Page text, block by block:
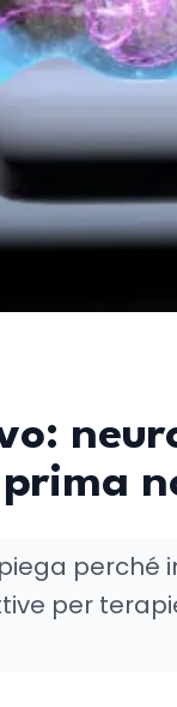
perché
per